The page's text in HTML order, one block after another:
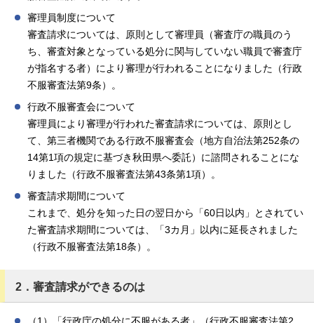
審理員制度について
審査請求については、原則として審理員（審査庁の職員のう
ち、審査対象となっている処分に関与していない職員で審査庁
が指名する者）により審理が行われることになりました（行政
不服審査法第9条）。
行政不服審査会について
審理員により審理が行われた審査請求については、原則とし
て、第三者機関である行政不服審査会（地方自治法第252条の
14第1項の規定に基づき秋田県へ委託）に諮問されることにな
りました（行政不服審査法第43条第1項）。
審査請求期間について
これまで、処分を知った日の翌日から「60日以内」とされてい
た審査請求期間については、「3カ月」以内に延長されました
（行政不服審査法第18条）。
2．審査請求ができるのは